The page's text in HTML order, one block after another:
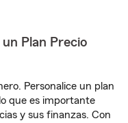
Plan Precio
Personalice un plan
que es importante
y sus finanzas. Con